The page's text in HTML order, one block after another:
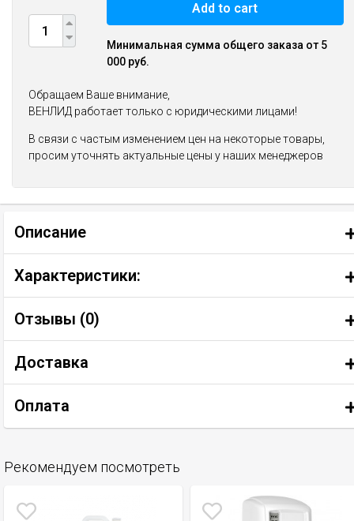
Add to cart
Минимальная сумма общего заказа от 5
000 руб.
Обращаем Ваше внимание,
ВЕНЛИД работает только с юридическими лицами!
В связи с частым изменением цен на некоторые товары,
просим уточнять актуальные цены у наших менеджеров
Описание
Характеристики:
Отзывы (0)
Доставка
Оплата
Рекомендуем посмотреть